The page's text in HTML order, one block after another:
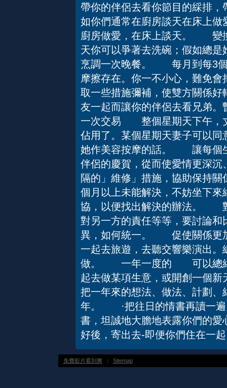
帶你的伴侶去看你節目的綵排
如你們通常在廚房談天在床上
廚房做愛，在床上談天。 變
天你可以爭著去洗碗；假如總
烹調一次晚餐。 每月到每3
摩擦存在。你一不小心，難免
取一些措施彌補，使雙方關
友一起而讓你的伴侶去看兄弟
一次交易 整個星期天下午，
佔用了。某個星期天妻子可以
她作美容按摩的話。 讓每個
伴侶的慶賀，從而使愛情更
隔的」維修」措施，協助保持
個月以上未能解決，不妨坐下
協，以便找出解決的辦法。
對另一方的責任等等，要討論
異，如何統一。 促使關係更
一起去旅遊，去聽交響樂演出
做。 一年一度的 可以總結
起去做某項生意，或開創一個
把一年來的想法、做法、計劃
年。 ·把往日的情書再讀一
書，坦誠地大膽地表露你們的
好後，寄出去-即便你們住在一
免費影片看到爽 ： Sitemap